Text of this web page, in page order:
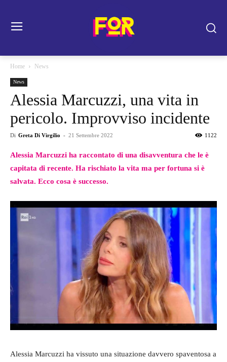
Home News
News
Alessia Marcuzzi, una vita in
pericolo. Improvviso incidente
Di Greta Di Virgilio - 21 Settembre 2022 1122
Alessia Marcuzzi ha raccontato di una disavventura che le è
capitata di recente. Ha rischiato la vita ma per fortuna si è
salvata. Ecco cosa è successo.
Alessia Marcuzzi ha vissuto una situazione davvero spaventosa a